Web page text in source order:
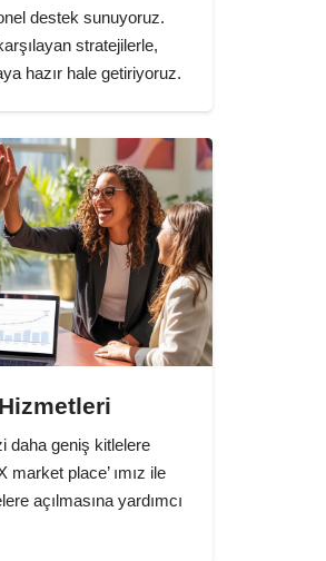
destek sunuyoruz.
stratejilerle,
hazır hale getiriyoruz.
daha geniş kitlelere
place’ ımız ile
açılmasına yardımcı